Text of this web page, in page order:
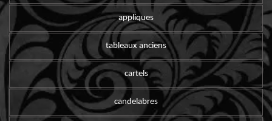
appliques
tableaux anciens
cartels
candelabres